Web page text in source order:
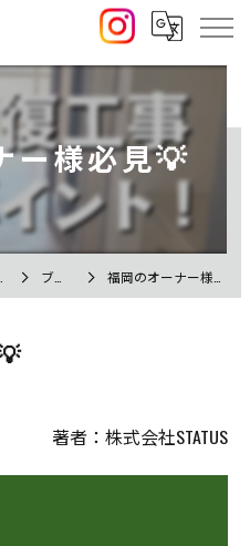
ー様必見💡
ブログ 福岡のオーナー様必見💡
著者：株式会社STATUS